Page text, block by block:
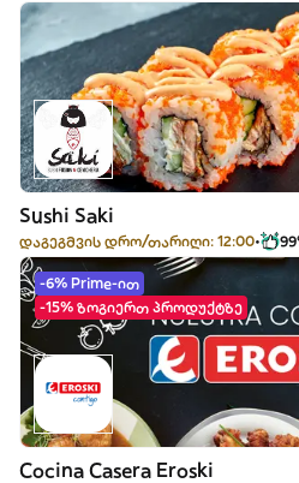
Sushi Saki
დაგეგმვის დრო/თარიღი: 12:00
-6% Prime-ით
-15% ზოგიერთ პროდუქტზე
Cocina Casera Eroski